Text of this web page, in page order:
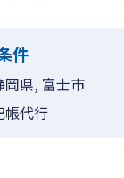
件
岡県, 富士市
帳代行